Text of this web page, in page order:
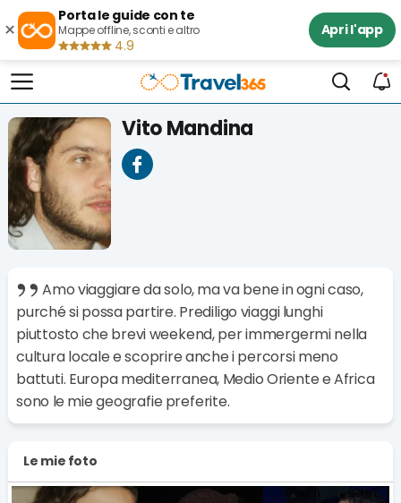
×
Porta le guide con te
Mappe offline, sconti e altro
4.9
Apri l'app
Vito Mandina
Amo viaggiare da solo, ma va bene in ogni caso,
purché si possa partire. Prediligo viaggi lunghi
piuttosto che brevi weekend, per immergermi nella
cultura locale e scoprire anche i percorsi meno
battuti. Europa mediterranea, Medio Oriente e Africa
sono le mie geografie preferite.
Le mie foto